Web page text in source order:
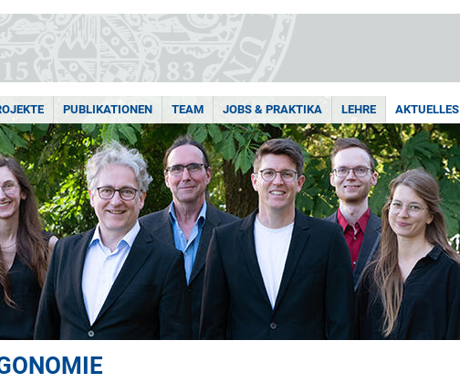
PUBLIKATIONEN TEAM JOBS & PRAKTIKA LEHRE AKTUELLES